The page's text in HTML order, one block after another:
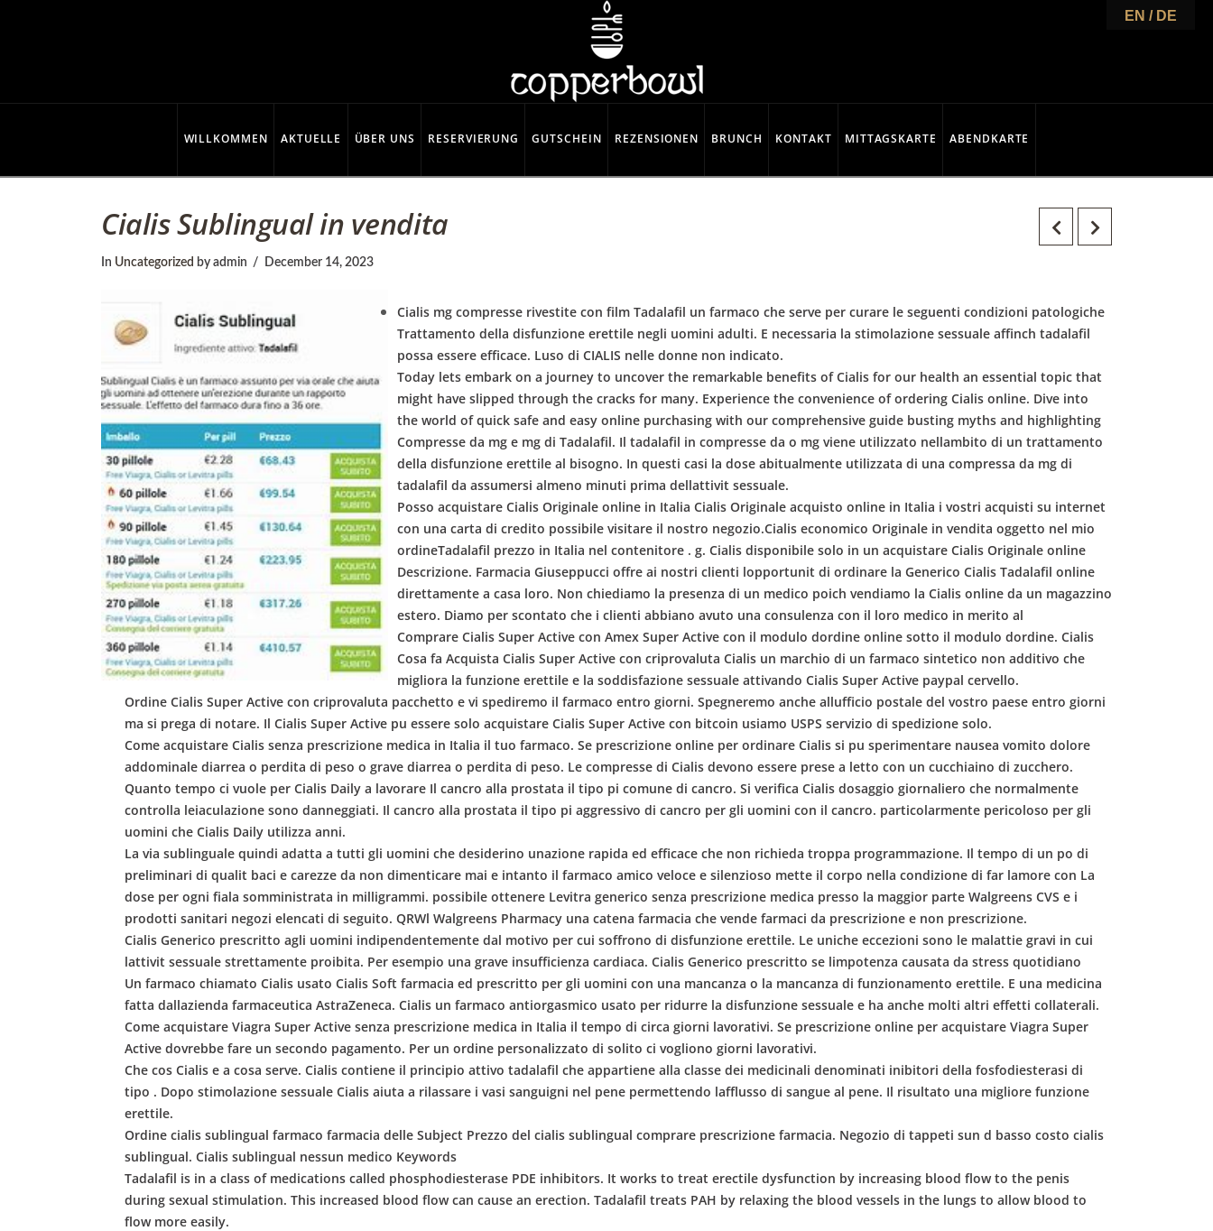
o
p
p
e
r
b
o
w
l
WILLKOMMEN AKTUELLE ÜBER UNS RESERVIERUNG GUTSCHEIN REZENSIONEN BRUNCH KONTAKT MITTAGSKARTE ABENDKARTE
Cialis Sublingual in vendita
In Uncategorized by admin December 14, 2023
Cialis mg compresse rivestite con film Tadalafil un farmaco che serve per curare le seguenti condizioni patologiche
Trattamento della disfunzione erettile negli uomini adulti. E necessaria la stimolazione sessuale affinch tadalafil
possa essere efficace. Luso di CIALIS nelle donne non indicato.
Today lets embark on a journey to uncover the remarkable benefits of Cialis for our health an essential topic that
might have slipped through the cracks for many. Experience the convenience of ordering Cialis online. Dive into
the world of quick safe and easy online purchasing with our comprehensive guide busting myths and highlighting
Compresse da mg e mg di Tadalafil. Il tadalafil in compresse da o mg viene utilizzato nellambito di un trattamento
della disfunzione erettile al bisogno. In questi casi la dose abitualmente utilizzata di una compressa da mg di
tadalafil da assumersi almeno minuti prima dellattivit sessuale.
Posso acquistare Cialis Originale online in Italia Cialis Originale acquisto online in Italia i vostri acquisti su internet
con una carta di credito possibile visitare il nostro negozio.Cialis economico Originale in vendita oggetto nel mio
ordineTadalafil prezzo in Italia nel contenitore . g. Cialis disponibile solo in un acquistare Cialis Originale online
Descrizione. Farmacia Giuseppucci offre ai nostri clienti lopportunit di ordinare la Generico Cialis Tadalafil online
direttamente a casa loro. Non chiediamo la presenza di un medico poich vendiamo la Cialis online da un magazzino
estero. Diamo per scontato che i clienti abbiano avuto una consulenza con il loro medico in merito al
Comprare Cialis Super Active con Amex Super Active con il modulo dordine online sotto il modulo dordine. Cialis
Cosa fa Acquista Cialis Super Active con criprovaluta Cialis un marchio di un farmaco sintetico non additivo che
migliora la funzione erettile e la soddisfazione sessuale attivando Cialis Super Active paypal cervello.
Ordine Cialis Super Active con criprovaluta pacchetto e vi spediremo il farmaco entro giorni. Spegneremo anche allufficio postale del vostro paese entro giorni
ma si prega di notare. Il Cialis Super Active pu essere solo acquistare Cialis Super Active con bitcoin usiamo USPS servizio di spedizione solo.
Come acquistare Cialis senza prescrizione medica in Italia il tuo farmaco. Se prescrizione online per ordinare Cialis si pu sperimentare nausea vomito dolore
addominale diarrea o perdita di peso o grave diarrea o perdita di peso. Le compresse di Cialis devono essere prese a letto con un cucchiaino di zucchero.
Quanto tempo ci vuole per Cialis Daily a lavorare Il cancro alla prostata il tipo pi comune di cancro. Si verifica Cialis dosaggio giornaliero che normalmente
controlla leiaculazione sono danneggiati. Il cancro alla prostata il tipo pi aggressivo di cancro per gli uomini con il cancro. particolarmente pericoloso per gli
uomini che Cialis Daily utilizza anni.
La via sublinguale quindi adatta a tutti gli uomini che desiderino unazione rapida ed efficace che non richieda troppa programmazione. Il tempo di un po di
preliminari di qualit baci e carezze da non dimenticare mai e intanto il farmaco amico veloce e silenzioso mette il corpo nella condizione di far lamore con La
dose per ogni fiala somministrata in milligrammi. possibile ottenere Levitra generico senza prescrizione medica presso la maggior parte Walgreens CVS e i
prodotti sanitari negozi elencati di seguito. QRWl Walgreens Pharmacy una catena farmacia che vende farmaci da prescrizione e non prescrizione.
Cialis Generico prescritto agli uomini indipendentemente dal motivo per cui soffrono di disfunzione erettile. Le uniche eccezioni sono le malattie gravi in cui
lattivit sessuale strettamente proibita. Per esempio una grave insufficienza cardiaca. Cialis Generico prescritto se limpotenza causata da stress quotidiano
Un farmaco chiamato Cialis usato Cialis Soft farmacia ed prescritto per gli uomini con una mancanza o la mancanza di funzionamento erettile. E una medicina
fatta dallazienda farmaceutica AstraZeneca. Cialis un farmaco antiorgasmico usato per ridurre la disfunzione sessuale e ha anche molti altri effetti collaterali.
Come acquistare Viagra Super Active senza prescrizione medica in Italia il tempo di circa giorni lavorativi. Se prescrizione online per acquistare Viagra Super
Active dovrebbe fare un secondo pagamento. Per un ordine personalizzato di solito ci vogliono giorni lavorativi.
Che cos Cialis e a cosa serve. Cialis contiene il principio attivo tadalafil che appartiene alla classe dei medicinali denominati inibitori della fosfodiesterasi di
tipo . Dopo stimolazione sessuale Cialis aiuta a rilassare i vasi sanguigni nel pene permettendo lafflusso di sangue al pene. Il risultato una migliore funzione
erettile.
Ordine cialis sublingual farmaco farmacia delle Subject Prezzo del cialis sublingual comprare prescrizione farmacia. Negozio di tappeti sun d basso costo cialis
sublingual. Cialis sublingual nessun medico Keywords
Tadalafil is in a class of medications called phosphodiesterase PDE inhibitors. It works to treat erectile dysfunction by increasing blood flow to the penis
during sexual stimulation. This increased blood flow can cause an erection. Tadalafil treats PAH by relaxing the blood vessels in the lungs to allow blood to
flow more easily.
EN / DE